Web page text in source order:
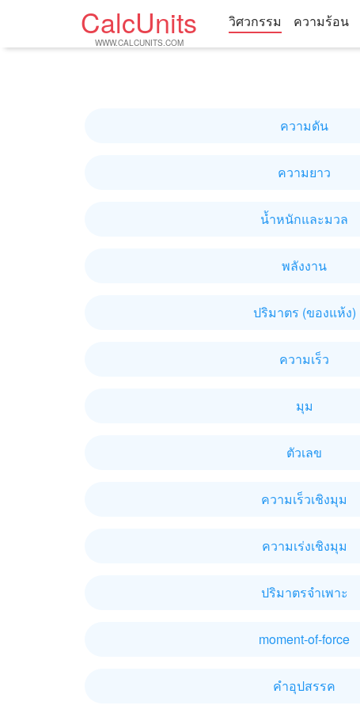
CalcUnits
WWW.CALCUNITS.COM
วิศวกรรม ความร้อน
ความดัน
ความยาว
น้ำหนักและมวล
พลังงาน
ปริมาตร (ของแห้ง)
ความเร็ว
มุม
ตัวเลข
ความเร็วเชิงมุม
ความเร่งเชิงมุม
ปริมาตรจำเพาะ
moment-of-force
คำอุปสรรค